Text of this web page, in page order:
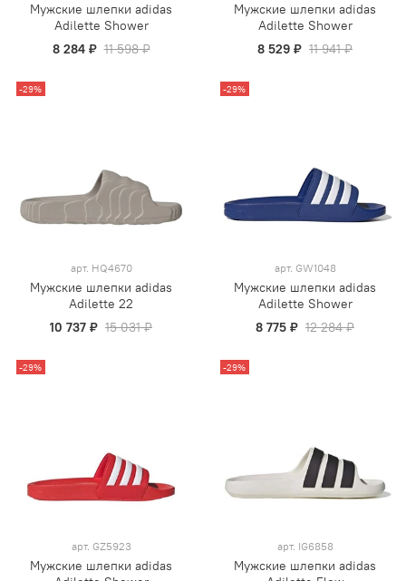
Мужские шлепки adidas
Adilette Shower
8 284 ₽ 11 598 ₽
Мужские шлепки adidas
Adilette Shower
8 529 ₽ 11 941 ₽
-29%
арт. HQ4670
Мужские шлепки adidas
Adilette 22
10 737 ₽ 15 031 ₽
-29%
арт. GW1048
Мужские шлепки adidas
Adilette Shower
8 775 ₽ 12 284 ₽
-29%
арт. GZ5923
Мужские шлепки adidas
-29%
арт. IG6858
Мужские шлепки adidas